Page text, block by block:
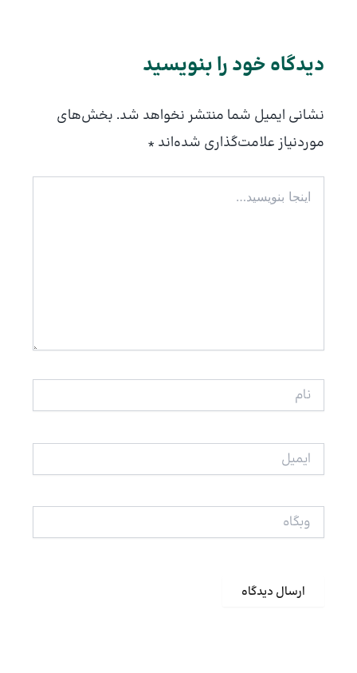
دیدگاه‌ خود را بنویسید
نشانی ایمیل شما منتشر نخواهد شد. بخش‌های
موردنیاز علامت‌گذاری شده‌اند *
بنویسید…
نام
ایمیل